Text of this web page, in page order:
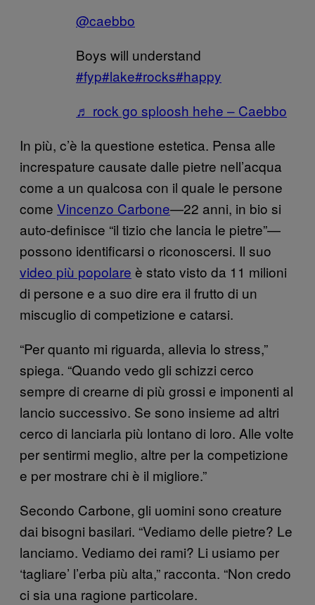
@caebbo
Boys will understand
#fyp#lake#rocks#happy
♬ rock go sploosh hehe – Caebbo
In più, c’è la questione estetica. Pensa alle
increspature causate dalle pietre nell’acqua
come a un qualcosa con il quale le persone
come Vincenzo Carbone—22 anni, in bio si
auto-definisce “il tizio che lancia le pietre”—
possono identificarsi o riconoscersi. Il suo
video più popolare è stato visto da 11 milioni
di persone e a suo dire era il frutto di un
miscuglio di competizione e catarsi.
“Per quanto mi riguarda, allevia lo stress,”
spiega. “Quando vedo gli schizzi cerco
sempre di crearne di più grossi e imponenti al
lancio successivo. Se sono insieme ad altri
cerco di lanciarla più lontano di loro. Alle volte
per sentirmi meglio, altre per la competizione
e per mostrare chi è il migliore.”
Secondo Carbone, gli uomini sono creature
dai bisogni basilari. “Vediamo delle pietre? Le
lanciamo. Vediamo dei rami? Li usiamo per
‘tagliare’ l’erba più alta,” racconta. “Non credo
ci sia una ragione particolare.